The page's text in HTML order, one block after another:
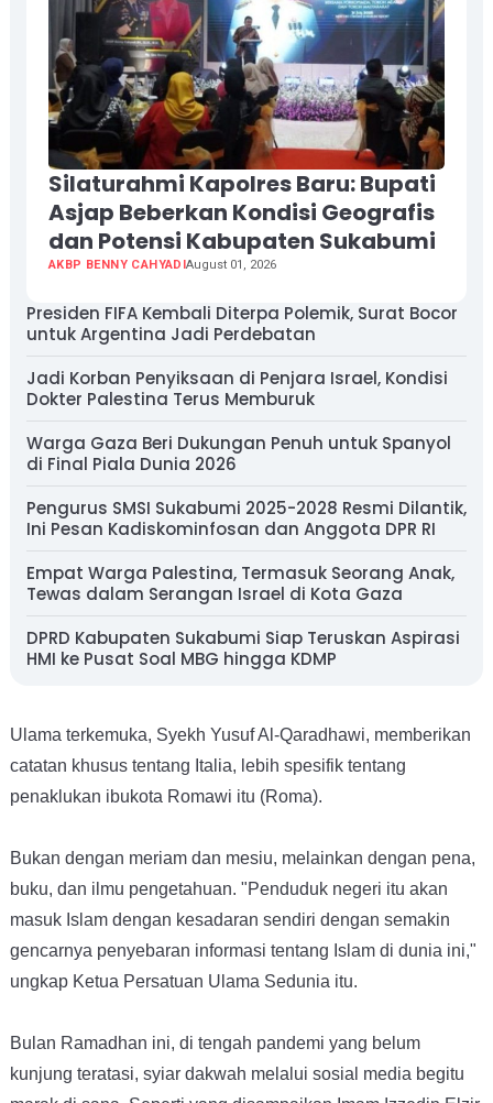
Silaturahmi Kapolres Baru: Bupati
Asjap Beberkan Kondisi Geografis
dan Potensi Kabupaten Sukabumi
AKBP BENNY CAHYADIAugust 01, 2026
Presiden FIFA Kembali Diterpa Polemik, Surat Bocor
untuk Argentina Jadi Perdebatan
Jadi Korban Penyiksaan di Penjara Israel, Kondisi
Dokter Palestina Terus Memburuk
Warga Gaza Beri Dukungan Penuh untuk Spanyol
di Final Piala Dunia 2026
Pengurus SMSI Sukabumi 2025-2028 Resmi Dilantik,
Ini Pesan Kadiskominfosan dan Anggota DPR RI
Empat Warga Palestina, Termasuk Seorang Anak,
Tewas dalam Serangan Israel di Kota Gaza
DPRD Kabupaten Sukabumi Siap Teruskan Aspirasi
HMI ke Pusat Soal MBG hingga KDMP
Ulama terkemuka, Syekh Yusuf Al-Qaradhawi, memberikan
catatan khusus tentang Italia, lebih spesifik tentang
penaklukan ibukota Romawi itu (Roma).
Bukan dengan meriam dan mesiu, melainkan dengan pena,
buku, dan ilmu pengetahuan. "Penduduk negeri itu akan
masuk Islam dengan kesadaran sendiri dengan semakin
gencarnya penyebaran informasi tentang Islam di dunia ini,"
ungkap Ketua Persatuan Ulama Sedunia itu.
Bulan Ramadhan ini, di tengah pandemi yang belum
kunjung teratasi, syiar dakwah melalui sosial media begitu